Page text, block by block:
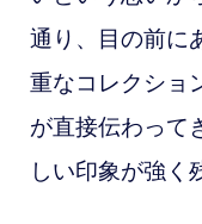
通り、目の前に
重なコレクショ
が直接伝わって
しい印象が強く